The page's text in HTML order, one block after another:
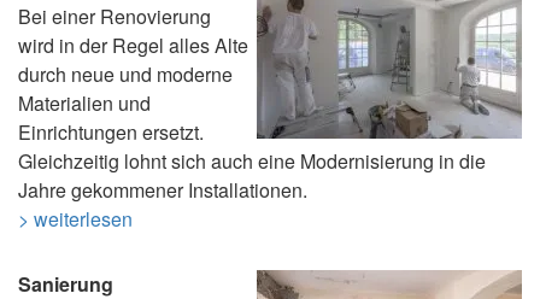
Bei einer Renovierung
wird in der Regel alles Alte
durch neue und moderne
Materialien und
Einrichtungen ersetzt.
Gleichzeitig lohnt sich auch eine Modernisierung in die
Jahre gekommener Installationen.
> weiterlesen
Sanierung